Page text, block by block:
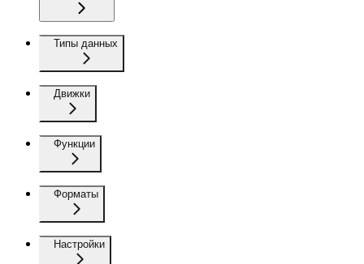
Типы данных
Движки
Функции
Форматы
Настройки